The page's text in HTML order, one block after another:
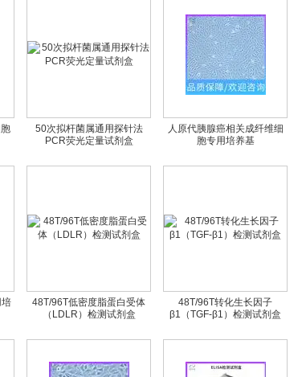
50次拟杆菌属通用探针法
PCR荧光定量试剂盒
人原代胰腺癌相关成纤维细
胞专用培养基
培
48T/96T低密度脂蛋白受体
（LDLR）检测试剂盒
48T/96T转化生长因子
β1（TGF-β1）检测试剂盒